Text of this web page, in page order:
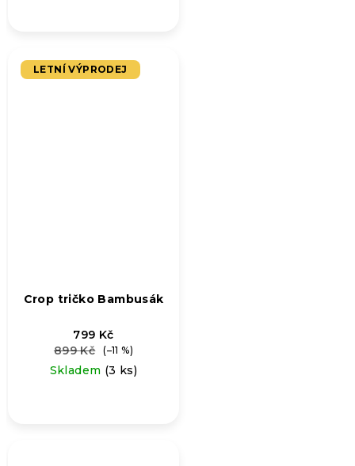
LETNÍ VÝPRODEJ
Crop tričko Bambusák
799 Kč
899 Kč
(–11 %)
Skladem (3 ks)